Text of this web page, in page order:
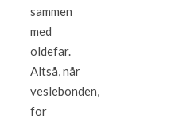
sammen
med
oldefar.
Altså, når
veslebonden,
for